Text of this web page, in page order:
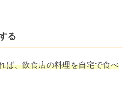
る
ば、飲食店の料理を自宅で食べ